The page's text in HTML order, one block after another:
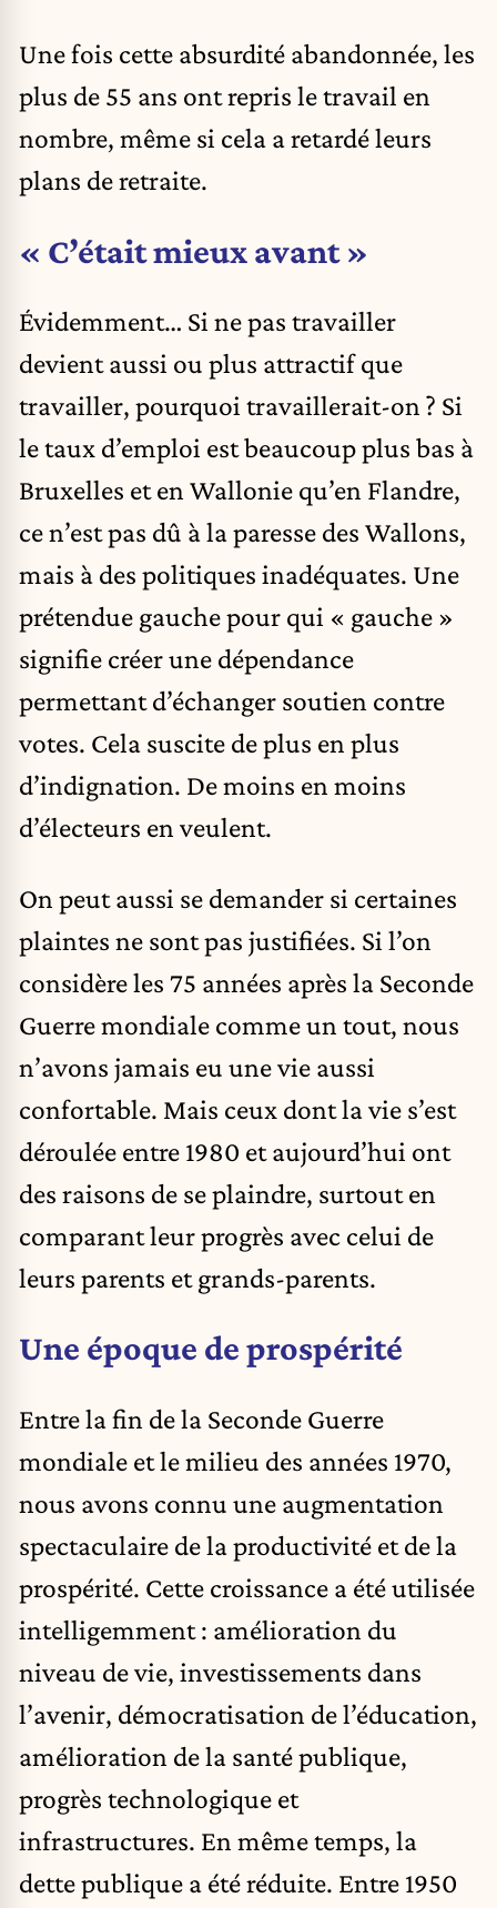
Une fois cette absurdité abandonnée, les
plus de 55 ans ont repris le travail en
nombre, même si cela a retardé leurs
plans de retraite.
« C’était mieux avant »
Évidemment… Si ne pas travailler
devient aussi ou plus attractif que
travailler, pourquoi travaillerait-on ? Si
le taux d’emploi est beaucoup plus bas à
Bruxelles et en Wallonie qu’en Flandre,
ce n’est pas dû à la paresse des Wallons,
mais à des politiques inadéquates. Une
prétendue gauche pour qui « gauche »
signifie créer une dépendance
permettant d’échanger soutien contre
votes. Cela suscite de plus en plus
d’indignation. De moins en moins
d’électeurs en veulent.
On peut aussi se demander si certaines
plaintes ne sont pas justifiées. Si l’on
considère les 75 années après la Seconde
Guerre mondiale comme un tout, nous
n’avons jamais eu une vie aussi
confortable. Mais ceux dont la vie s’est
déroulée entre 1980 et aujourd’hui ont
des raisons de se plaindre, surtout en
comparant leur progrès avec celui de
leurs parents et grands-parents.
Une époque de prospérité
Entre la fin de la Seconde Guerre
mondiale et le milieu des années 1970,
nous avons connu une augmentation
spectaculaire de la productivité et de la
prospérité. Cette croissance a été utilisée
intelligemment : amélioration du
niveau de vie, investissements dans
l’avenir, démocratisation de l’éducation,
amélioration de la santé publique,
progrès technologique et
infrastructures. En même temps, la
dette publique a été réduite. Entre 1950